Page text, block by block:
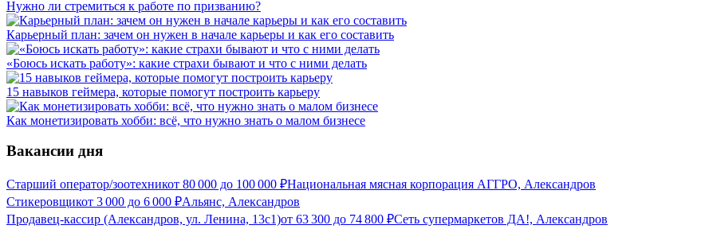
Нужно ли стремиться к работе по призванию?
Карьерный план: зачем он нужен в начале карьеры и как его составить
«Боюсь искать работу»: какие страхи бывают и что с ними делать
15 навыков геймера, которые помогут построить карьеру
Как монетизировать хобби: всё, что нужно знать о малом бизнесе
Вакансии дня
Старший оператор/зоотехникот 80 000 до 100 000 ₽Национальная мясная корпорация АГГРО, Александров
Стикеровщикот 3 000 до 6 000 ₽Альянс, Александров
Продавец-кассир (Александров, ул. Ленина, 13с1)от 63 300 до 74 800 ₽Сеть супермаркетов ДА!, Александров